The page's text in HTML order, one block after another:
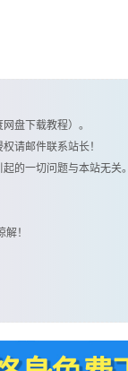
盘下载教程）。
请邮件联系站长！
的一切问题与本站无关。
！